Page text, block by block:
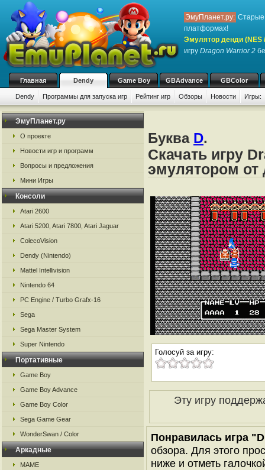
ЭмуПланет.ру: Старые
платформах!
Эмулятор денди (NES
игру Dragon Warrior 2
Главная Dendy Game Boy GBAdvance GBColor
Dendy Программы для запуска игр Рейтинг игр Обзоры Новости Игры:
ЭмуПланет.ру
О проекте
Новости игр и программ
Вопросы и предложения
Мини Игры
Консоли
Atari 2600
Atari 5200, Atari 7800, Atari Jaguar
ColecoVision
Dendy (Nintendo)
Mattel Intellivision
Nintendo 64
PC Engine / Turbo Grafx-16
Sega
Sega Master System
Super Nintendo
Портативные
Game Boy
Game Boy Advance
Game Boy Color
Sega Game Gear
WonderSwan / Color
Аркадные
MAME
Буква D.
Скачать игру
эмулятором от
Голосуй за игру:
Эту игру
Понравилась игра
обзора. Для этого
ниже и отметь